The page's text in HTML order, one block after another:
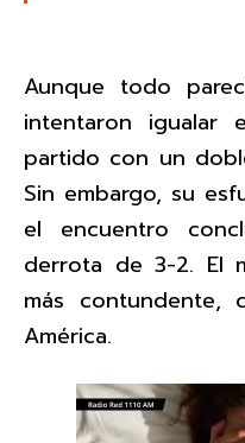
Aunque todo
intentaron igualar
partido con un
Sin embargo, su
el encuentro
derrota de 3-2. El
más
América.